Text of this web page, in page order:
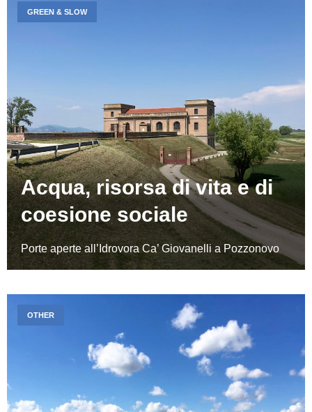
Acqua, risorsa di vita e di
coesione sociale
Porte aperte all’Idrovora Ca’ Giovanelli a Pozzonovo
GREEN & SLOW
OTHER